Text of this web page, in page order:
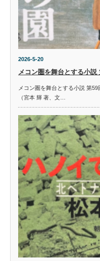
2026-5-20
メコン圏を舞台とする小説
メコン圏を舞台とする小説 第
（宮本 輝 著、文…